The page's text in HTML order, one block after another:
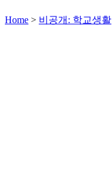
Home > 비공개: 학교생활